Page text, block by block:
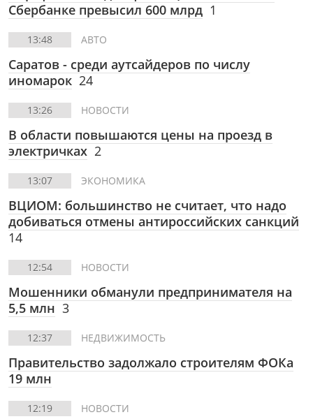
Сбербанке превысил 600 млрд 1
13:48 АВТО
Саратов - среди аутсайдеров по числу
иномарок 24
13:26 НОВОСТИ
В области повышаются цены на проезд в
электричках 2
13:07 ЭКОНОМИКА
ВЦИОМ: большинство не считает, что надо
добиваться отмены антироссийских санкций
14
12:54 НОВОСТИ
Мошенники обманули предпринимателя на
5,5 млн 3
12:37 НЕДВИЖИМОСТЬ
Правительство задолжало строителям ФОКа
19 млн
12:19 НОВОСТИ